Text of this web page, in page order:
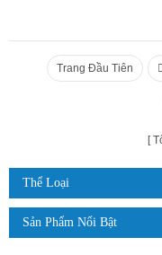
Trang Đầu Tiên
Thể Loại
Sản Phẩm Nổi Bật